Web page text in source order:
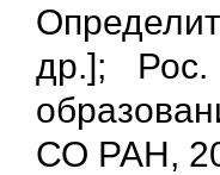
др.];
СО РАН,